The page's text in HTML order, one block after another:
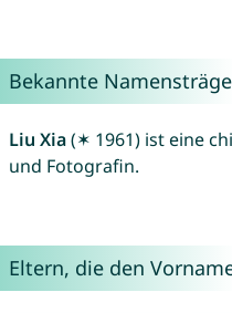
Bekannte
Liu Xia(✶ 1961) ist eine
und Fotografin.
Eltern, die den